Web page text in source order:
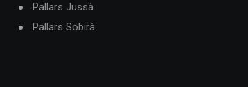
Pallars Jussà
Pallars Sobirà